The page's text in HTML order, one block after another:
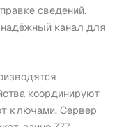
сведений.
канал для
координируют
ключами. Сервер